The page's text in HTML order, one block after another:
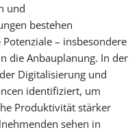
und
bestehen
– insbesondere
die Anbauplanung. In der
Digitalisierung und
identifiziert, um
Produktivität stärker
sehen in